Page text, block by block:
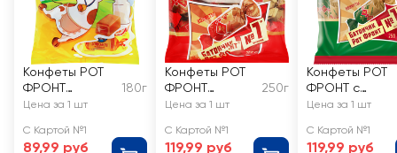
Конфеты РОТ
ФРОНТ
Коровка
180г
Цена за 1 шт
С Картой №1
89,99 руб
Конфеты РОТ
ФРОНТ
Батончики
ые
250г
Цена за 1 шт
С Картой №1
119,99 руб
Конфеты РОТ
ФРОНТ с
орехом
Цена за 1 шт
С Картой №1
119,99 руб